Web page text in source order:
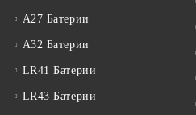
A27 Батерии
A32 Батерии
LR41 Батерии
LR43 Батерии